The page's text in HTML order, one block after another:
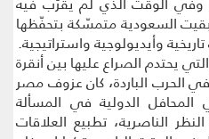
السعودية متمسّكة بتحفّظها
وأيديولوجية واستراتيجية.
يحتدم الصراع عليها بين أنقرة
الحرب الباردة، كان عزوف مصر
الدولية في المسألة
الناصرية، تطبيع العلاقات